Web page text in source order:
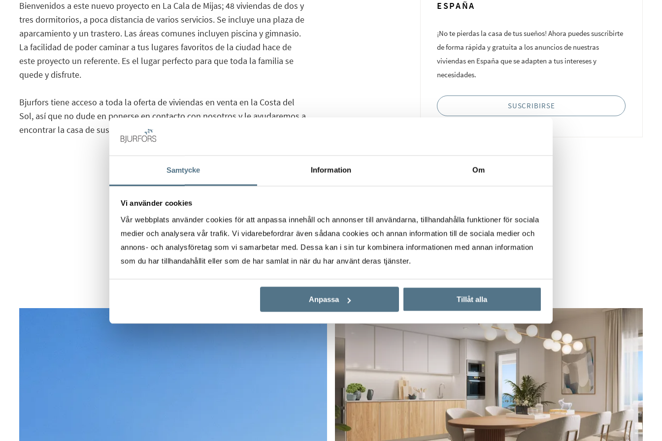
Samtycke Information Om
Vi använder cookies
Vår webbplats använder cookies för att anpassa innehåll och annonser till användarna, tillhandahålla funktioner för sociala
medier och analysera vår trafik. Vi vidarebefordrar även sådana cookies och annan information till de sociala medier och
annons- och analysföretag som vi samarbetar med. Dessa kan i sin tur kombinera informationen med annan information
som du har tillhandahållit eller som de har samlat in när du har använt deras tjänster.
Anpassa Tillåt alla
ESPAÑA
¡No te pierdas la casa de tus sueños! Ahora puedes suscribirte
de forma rápida y gratuita a los anuncios de nuestras
viviendas en España que se adapten a tus intereses y
necesidades.
SUSCRIBIRSE
Bienvenidos a este nuevo proyecto en La Cala de Mijas; 48 viviendas de dos y
tres dormitorios, a poca distancia de varios servicios. Se incluye una plaza de
aparcamiento y un trastero. Las áreas comunes incluyen piscina y gimnasio.
La facilidad de poder caminar a tus lugares favoritos de la ciudad hace de
este proyecto un referente. Es el lugar perfecto para que toda la familia se
quede y disfrute.
Bjurfors tiene acceso a toda la oferta de viviendas en venta en la Costa del
Sol, así que no dude en ponerse en contacto con nosotros y le ayudaremos a
encontrar la casa de sus sueños.
Enviar interés